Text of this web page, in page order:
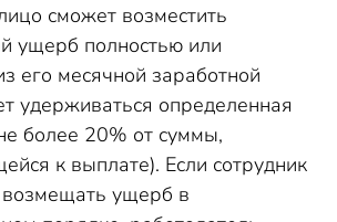
сможет возместить
ущерб полностью или
его месячной заработной
удерживаться определенная
более 20% от суммы,
к выплате). Если сотрудник
возмещать ущерб в